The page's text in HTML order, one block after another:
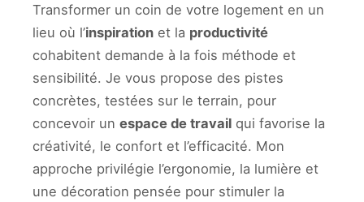
Transformer un coin de votre logement en un
lieu où l’inspiration et la productivité
cohabitent demande à la fois méthode et
sensibilité. Je vous propose des pistes
concrètes, testées sur le terrain, pour
concevoir un espace de travail qui favorise la
créativité, le confort et l’efficacité. Mon
approche privilégie l’ergonomie, la lumière et
une décoration pensée pour stimuler la